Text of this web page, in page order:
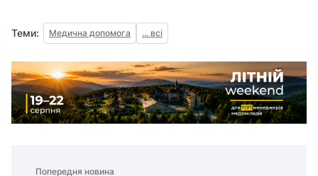
Теми: Медична допомога ... всі
Попередня новина